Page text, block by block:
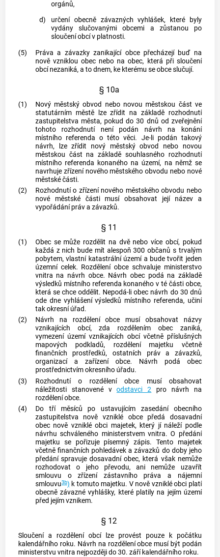
orgánů,
d)
určení obecně závazných vyhlášek, které byly
vydány slučovanýmiobcemi a zůstanou po
sloučeníobcív platnosti.
(5)
Práva a závazky zanikající obcepřecházejí buď na
nově vzniklouobec nebo naobec, která při sloučení
obcínezaniká, a to dnem, ke kterému seobceslučují.
§ 10a
(1)
Nový městský obvod nebo novou městskou část ve
statutárním městělze zřídit na základě rozhodnutí
zastupitelstva města, pokud do 30 dnů od zveřejnění
tohoto rozhodnutí není podán návrh na konání
místního referenda o této věci. Je-li podán takový
návrh, lze zřídit nový městský obvod nebo novou
městskou část na základě souhlasného rozhodnutí
místního referenda konaného na území, na němž se
navrhuje zřízení nového městského obvodu nebo nové
městské části.
(2)
Rozhodnutí o zřízení nového městského obvodu nebo
nové městské části musí obsahovat její název a
vypořádání práv a závazků.
§ 11
(1)
Obec se může rozdělit na dvě nebo více obcí, pokud
každá z nich bude mít alespoň 300 občanů s trvalým
pobytem, vlastní katastrální územía bude tvořit jeden
územní celek. Rozdělení obce schvaluje ministerstvo
vnitra na návrh obce. Návrh obec podá na základě
výsledků místního referenda konaného v té části obce,
která se chce oddělit. Nepodá-li obec návrh do 30 dnů
ode dne vyhlášení výsledků místního referenda, učiní
tak okresní úřad.
(2)
Návrh na rozděleníobce musí obsahovat názvy
vznikajících obcí, zda rozdělenímobec zaniká,
vymezení území vznikajících obcívčetně příslušných
mapových podkladů, rozdělení majetku včetně
finančních prostředků, ostatních práv a závazků,
organizací a zařízení obce. Návrh podá obec
prostřednictvím okresního úřadu.
(3)
Rozhodnutí o rozděleníobce musí obsahovat
náležitosti stanovené vodstavci 2 pro návrh na
rozděleníobce.
(4)
Do tří měsíců po ustavujícím zasedání obecního
zastupitelstva nově vzniklé obcepředá dosavadní
obecnově vznikléobci majetek, který jí náleží podle
návrhu schváleného ministerstvem vnitra. O předání
majetku se pořizuje písemný zápis. Tento majetek
včetně finančních pohledávek a závazků do doby jeho
předání spravuje dosavadníobec, která však nemůže
rozhodovat o jeho převodu, ani nemůže uzavřít
smlouvu o zřízení zástavního práva a nájemní
smlouvu3b) k tomuto majetku. V nově vznikléobci platí
obecně závazné vyhlášky, které platily na jejím území
před jejím vznikem.
§ 12
Sloučení a rozděleníobcílze provést pouze k počátku
kalendářního roku. Návrh na rozděleníobce musí být podán
ministerstvu vnitra nejpozději do 30. září kalendářního roku.